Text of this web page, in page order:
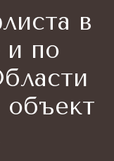
в
и по
объект